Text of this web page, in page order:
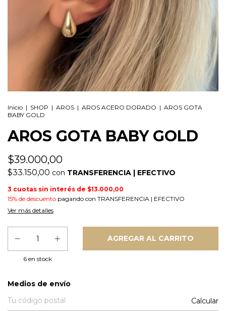
Inicio | SHOP | AROS | AROS ACERO DORADO | AROS GOTA
BABY GOLD
AROS GOTA BABY GOLD
$39.000,00
$33.150,00 con TRANSFERENCIA | EFECTIVO
3 cuotas sin interés de $13.000,00
15% de descuento pagando con TRANSFERENCIA | EFECTIVO
Ver más detalles
6 en stock
Entregas para el CP:
Medios de envío
Calcular